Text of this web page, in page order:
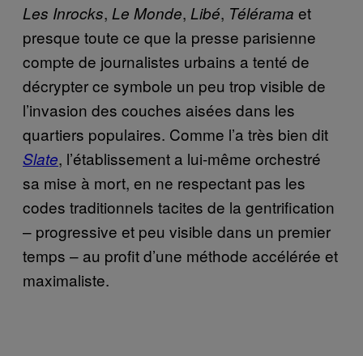
Les Inrocks, Le Monde, Libé, Télérama et
presque toute ce que la presse parisienne
compte de journalistes urbains a tenté de
décrypter ce symbole un peu trop visible de
l’invasion des couches aisées dans les
quartiers populaires. Comme l’a très bien dit
Slate, l’établissement a lui-même orchestré
sa mise à mort, en ne respectant pas les
codes traditionnels tacites de la gentrification
– progressive et peu visible dans un premier
temps – au profit d’une méthode accélérée et
maximaliste.